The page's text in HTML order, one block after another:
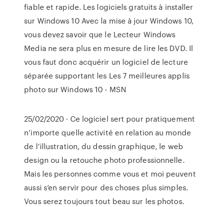
fiable et rapide. Les logiciels gratuits à installer
sur Windows 10 Avec la mise à jour Windows 10,
vous devez savoir que le Lecteur Windows
Media ne sera plus en mesure de lire les DVD. Il
vous faut donc acquérir un logiciel de lecture
séparée supportant les Les 7 meilleures applis
photo sur Windows 10 - MSN
25/02/2020 · Ce logiciel sert pour pratiquement
n’importe quelle activité en relation au monde
de l’illustration, du dessin graphique, le web
design ou la retouche photo professionnelle.
Mais les personnes comme vous et moi peuvent
aussi s’en servir pour des choses plus simples.
Vous serez toujours tout beau sur les photos.